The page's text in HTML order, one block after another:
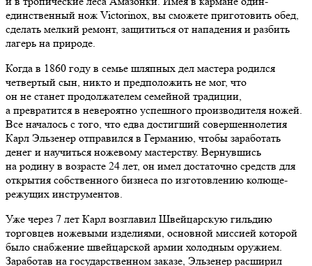
единственный нож Victorinox, вы сможете приготовить обед,
сделать мелкий ремонт, защититься от нападения и разбить
лагерь на природе.
Когда в 1860 году в семье шляпных дел мастера родился
четвертый сын, никто и предположить не мог, что
он не станет продолжателем семейной традиции,
а превратится в невероятно успешного производителя ножей.
Все началось с того, что едва достигший совершеннолетия
Карл Эльзенер отправился в Германию, чтобы заработать
денег и научиться ножевому мастерству. Вернувшись
на родину в возрасте 24 лет, он имел достаточно средств для
открытия собственного бизнеса по изготовлению колюще-
режущих инструментов.
Уже через 7 лет Карл возглавил Швейцарскую гильдию
торговцев ножевыми изделиями, основной миссией которой
было снабжение швейцарской армии холодным оружием.
Заработав на государственном заказе, Эльзенер расширил